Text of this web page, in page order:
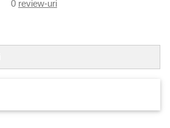
0 review-uri